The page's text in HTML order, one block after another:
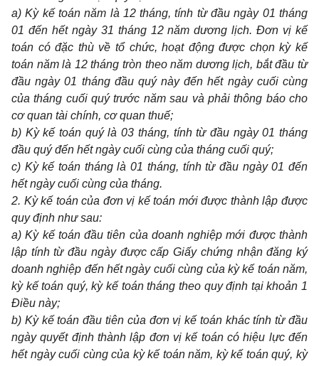
a) Kỳ kế toán năm là 12 tháng, tính từ đầu ngày 01 tháng
01 đến hết ngày 31 tháng 12 năm dương lịch. Đơn vị kế
toán có đặc thù về tổ chức, hoạt động được chọn kỳ kế
toán năm là 12 tháng tròn theo năm dương lịch, bắt đầu từ
đầu ngày 01 tháng đầu quý này đến hết ngày cuối cùng
của tháng cuối quý trước năm sau và phải thông báo cho
cơ quan tài chính, cơ quan thuế;
b) Kỳ kế toán quý là 03 tháng, tính từ đầu ngày 01 tháng
đầu quý đến hết ngày cuối cùng của tháng cuối quý;
c) Kỳ kế toán tháng là 01 tháng, tính từ đầu ngày 01 đến
hết ngày cuối cùng của tháng.
2. Kỳ kế toán của đơn vị kế toán mới được thành lập được
quy định như sau:
a) Kỳ kế toán đầu tiên của doanh nghiệp mới được thành
lập tính từ đầu ngày được cấp Giấy chứng nhận đăng ký
doanh nghiệp đến hết ngày cuối cùng của kỳ kế toán năm,
kỳ kế toán quý, kỳ kế toán tháng theo quy định tại khoản 1
Điều này;
b) Kỳ kế toán đầu tiên của đơn vị kế toán khác tính từ đầu
ngày quyết định thành lập đơn vị kế toán có hiệu lực đến
hết ngày cuối cùng của kỳ kế toán năm, kỳ kế toán quý, kỳ